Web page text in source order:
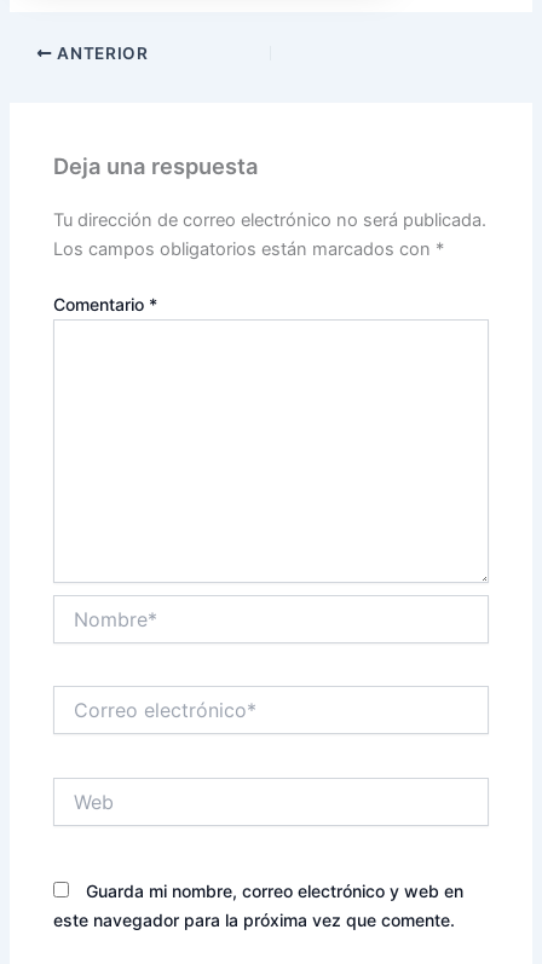
ANTERIOR
Deja una respuesta
Tu dirección de correo electrónico no será publicada.
Los campos obligatorios están marcados con *
Comentario *
electrónico*
Guarda mi nombre, correo electrónico y web en
este navegador para la próxima vez que comente.